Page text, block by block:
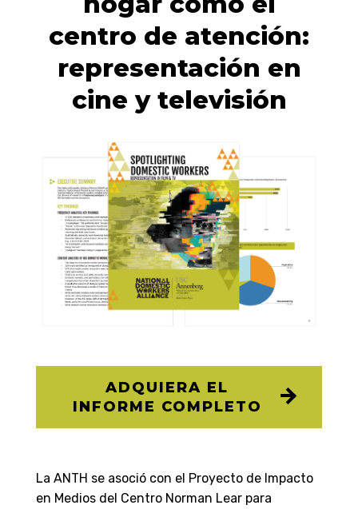
centro de atención:
representación en
cine y televisión
ADQUIERA EL
INFORME COMPLETO
La ANTH se asoció con el Proyecto de Impacto
en Medios del Centro Norman Lear para